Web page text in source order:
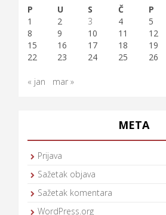
P
U S Č P
1
2 3 4 5
8
9 10 11 12
15
16 17 18 19
22
23 24 25 26
« jan mar »
META
Prijava
Sažetak objava
Sažetak komentara
WordPress.org